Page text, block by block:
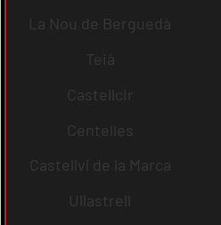
La Nou de Berguedà
Teià
Castellcir
Centelles
Castellví de la Marca
Ullastrell